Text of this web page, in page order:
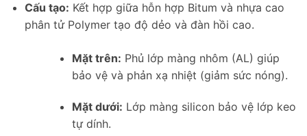
Cấu tạo: Kết hợp giữa hỗn hợp Bitum và nhựa cao
phân tử Polymer tạo độ dẻo và đàn hồi cao.
Mặt trên: Phủ lớp màng nhôm (AL) giúp
bảo vệ và phản xạ nhiệt (giảm sức nóng).
Mặt dưới: Lớp màng silicon bảo vệ lớp keo
tự dính.